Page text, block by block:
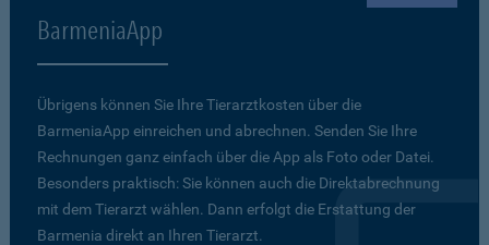
BarmeniaApp
Übrigens können Sie Ihre Tierarztkosten über die
BarmeniaApp einreichen und abrechnen. Senden Sie Ihre
Rechnungen ganz einfach über die App als Foto oder Datei.
Besonders praktisch: Sie können auch die Direktabrechnung
mit dem Tierarzt wählen. Dann erfolgt die Erstattung der
Barmenia direkt an Ihren Tierarzt.